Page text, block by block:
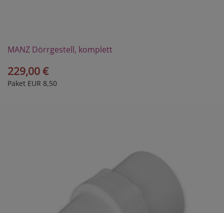
MANZ Dörrgestell, komplett
229,00 €
Paket EUR 8,50